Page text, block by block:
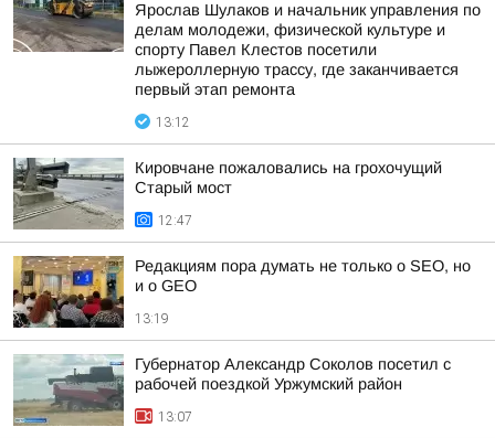
Ярослав Шулаков и начальник управления по
делам молодежи, физической культуре и
спорту Павел Клестов посетили
лыжероллерную трассу, где заканчивается
первый этап ремонта
13:12
Кировчане пожаловались на грохочущий
Старый мост
12:47
Редакциям пора думать не только о SEO, но
и о GEO
13:19
Губернатор Александр Соколов посетил с
рабочей поездкой Уржумский район
13:07